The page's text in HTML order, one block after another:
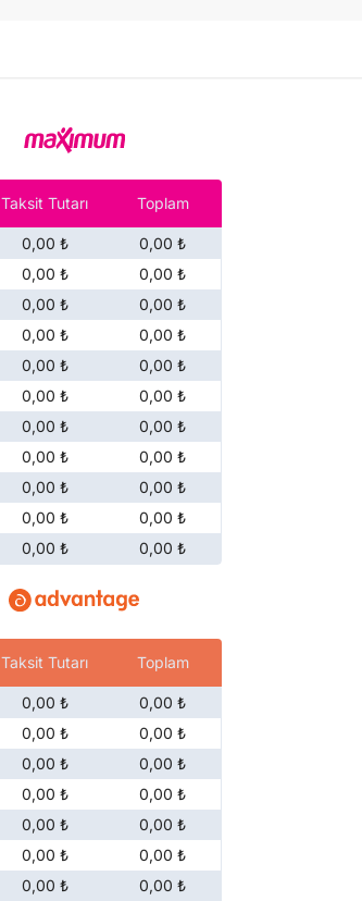
Taksit Tutarı Toplam
0,00 ₺
0,00 ₺
0,00 ₺
0,00 ₺
0,00 ₺
0,00 ₺
0,00 ₺
0,00 ₺
0,00 ₺
0,00 ₺
0,00 ₺
0,00 ₺
0,00 ₺
0,00 ₺
0,00 ₺
0,00 ₺
0,00 ₺
0,00 ₺
0,00 ₺
0,00 ₺
0,00 ₺ 0,00 ₺
Taksit Tutarı Toplam
0,00 ₺
0,00 ₺
0,00 ₺
0,00 ₺
0,00 ₺
0,00 ₺
0,00 ₺
0,00 ₺
0,00 ₺
0,00 ₺
0,00 ₺
0,00 ₺
0,00 ₺ 0,00 ₺